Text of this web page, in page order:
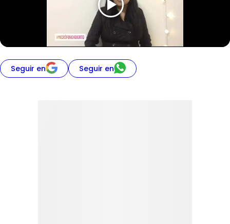
Seguir en Seguir en